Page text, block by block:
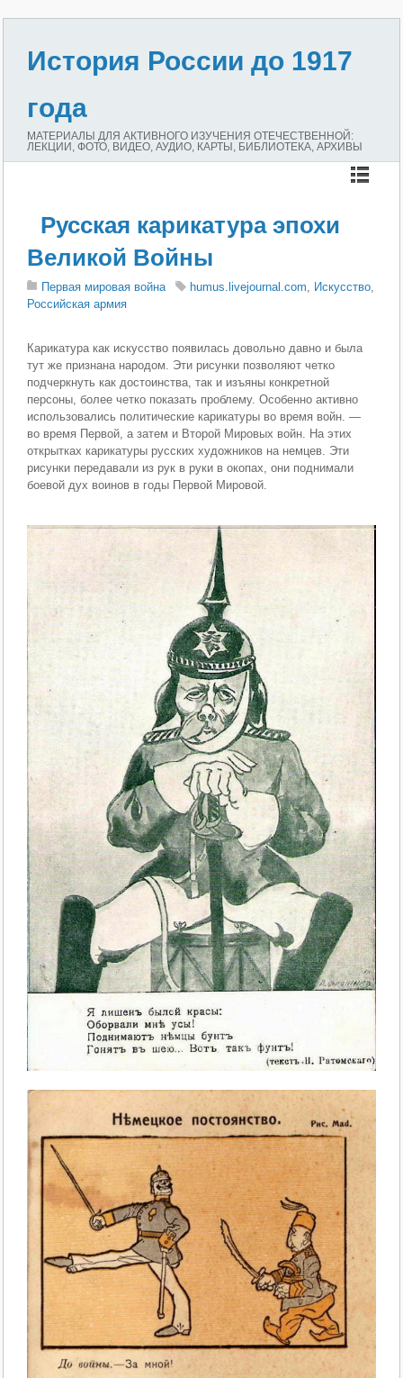
История России до 1917
года
МАТЕРИАЛЫ ДЛЯ АКТИВНОГО ИЗУЧЕНИЯ ОТЕЧЕСТВЕННОЙ:
ЛЕКЦИИ, ФОТО, ВИДЕО, АУДИО, КАРТЫ, БИБЛИОТЕКА, АРХИВЫ
Русская карикатура эпохи
Великой Войны
Первая мировая война humus.livejournal.com, Искусство,
Российская армия
Карикатура как искусство появилась довольно давно и была
тут же признана народом. Эти рисунки позволяют четко
подчеркнуть как достоинства, так и изъяны конкретной
персоны, более четко показать проблему. Особенно активно
использовались политические карикатуры во время войн. —
во время Первой, а затем и Второй Мировых войн. На этих
открытках карикатуры русских художников на немцев. Эти
рисунки передавали из рук в руки в окопах, они поднимали
боевой дух воинов в годы Первой Мировой.